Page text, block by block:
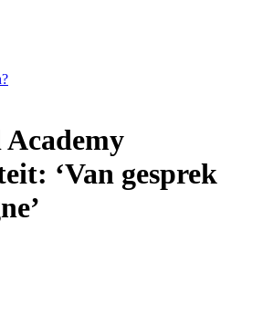
Academy
‘Van gesprek